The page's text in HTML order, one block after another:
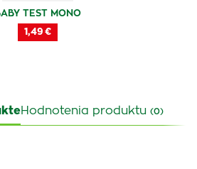
TEST MONO
1,49 €
Hodnotenia produktu (0)